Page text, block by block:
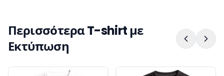
Περισσότερα T-shirt με
Εκτύπωση